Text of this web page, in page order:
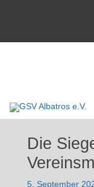
Die
5. September